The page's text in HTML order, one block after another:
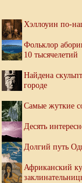
Хэллоуин по-
Фольклор
10 тысячелетий
Найдена
городе
Самые жуткие
Десять
Долгий путь
Африканский